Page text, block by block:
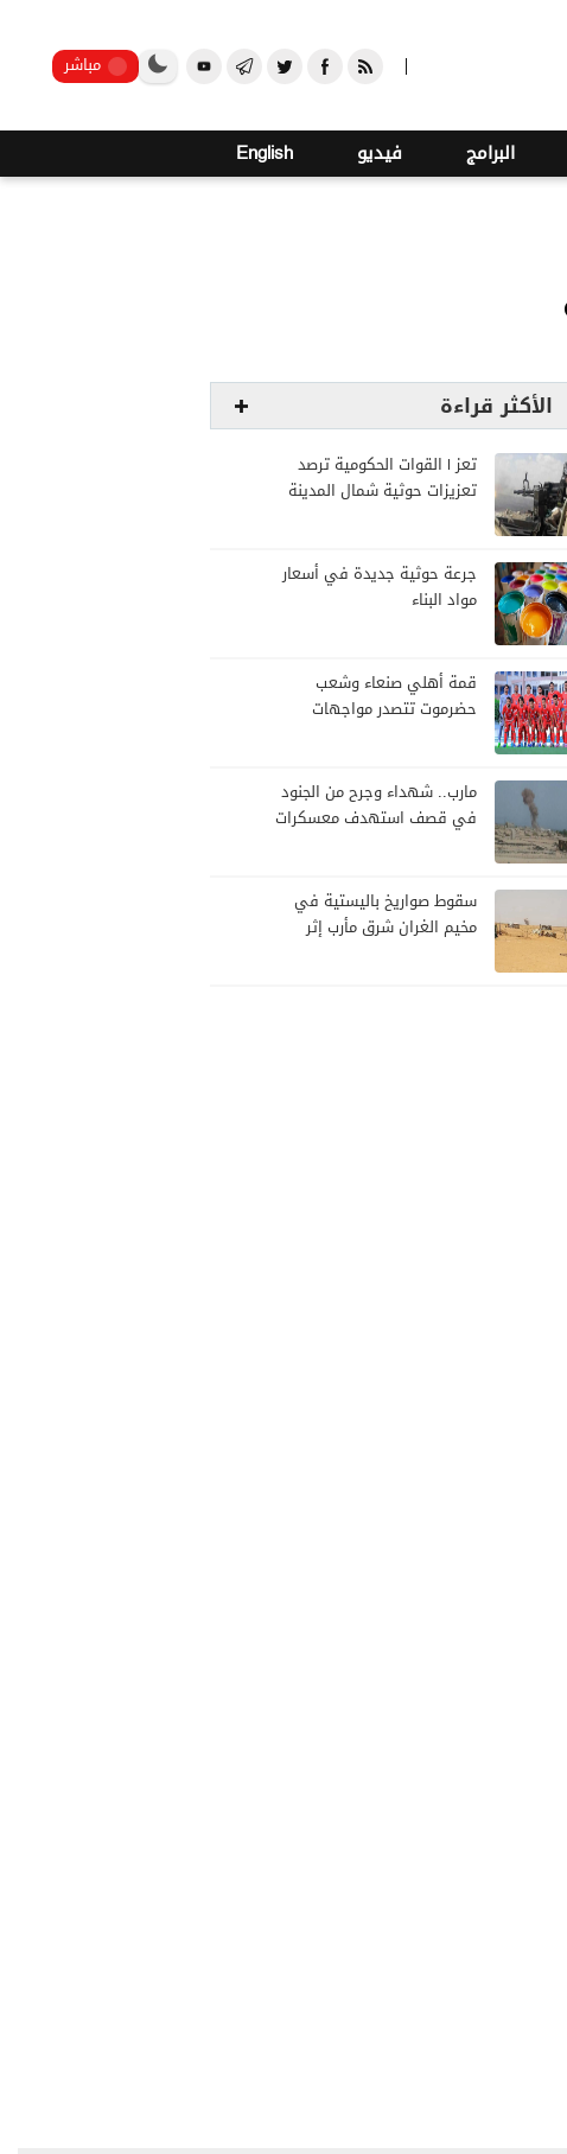
مباشر
البرامج فيديو English
الأكثر قراءة
تعز | القوات الحكومية ترصد
تعزيزات حوثية شمال المدينة
جرعة حوثية جديدة في أسعار
مواد البناء
قمة أهلي صنعاء وشعب
حضرموت تتصدر مواجهات
مارب.. شهداء وجرح من الجنود
في قصف استهدف معسكرات
سقوط صواريخ باليستية في
مخيم الغران شرق مأرب إثر